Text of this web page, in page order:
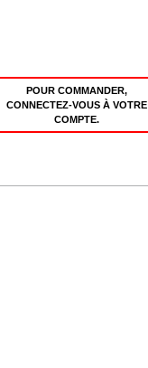
POUR COMMANDER,
CONNECTEZ-VOUS À VOTRE
COMPTE.